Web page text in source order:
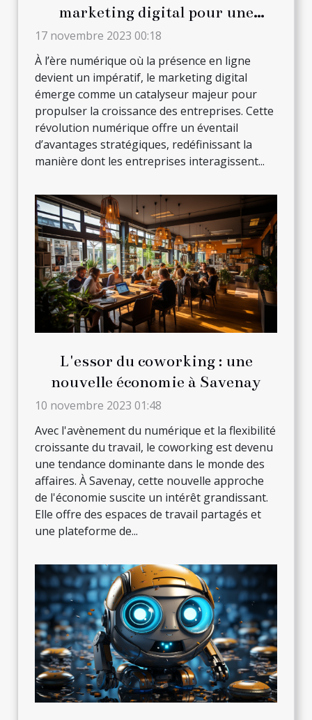
marketing digital pour une
entreprise ?
17 novembre 2023 00:18
À l’ère numérique où la présence en ligne
devient un impératif, le marketing digital
émerge comme un catalyseur majeur pour
propulser la croissance des entreprises. Cette
révolution numérique offre un éventail
d’avantages stratégiques, redéfinissant la
manière dont les entreprises interagissent...
L'essor du coworking : une
nouvelle économie à Savenay
10 novembre 2023 01:48
Avec l'avènement du numérique et la flexibilité
croissante du travail, le coworking est devenu
une tendance dominante dans le monde des
affaires. À Savenay, cette nouvelle approche
de l'économie suscite un intérêt grandissant.
Elle offre des espaces de travail partagés et
une plateforme de...